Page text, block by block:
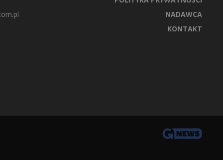
NADAWCA
KONTAKT